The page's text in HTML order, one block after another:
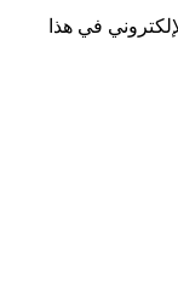
في هذا